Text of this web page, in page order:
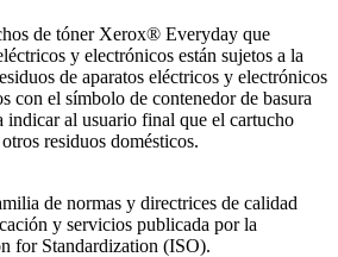
de tóner Xerox® Everyday que
y electrónicos están sujetos a la
de aparatos eléctricos y electrónicos
con el símbolo de contenedor de basura
indicar al usuario final que el cartucho
residuos domésticos.
de normas y directrices de calidad
y servicios publicada por la
for Standardization (ISO).